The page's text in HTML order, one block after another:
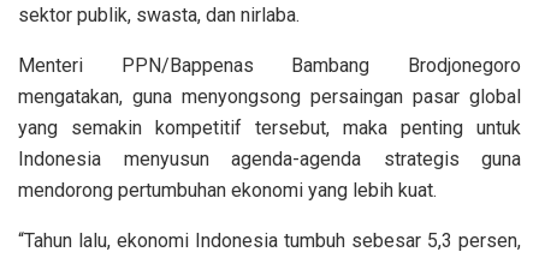
sektor publik, swasta, dan nirlaba.
Menteri PPN/Bappenas Bambang Brodjonegoro
mengatakan, guna menyongsong persaingan pasar global
yang semakin kompetitif tersebut, maka penting untuk
Indonesia menyusun agenda-agenda strategis guna
mendorong pertumbuhan ekonomi yang lebih kuat.
“Tahun lalu, ekonomi Indonesia tumbuh sebesar 5,3 persen,